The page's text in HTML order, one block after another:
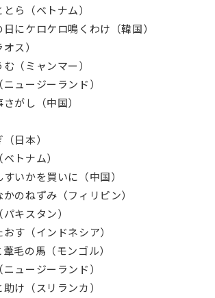
ら（ベトナム）
にケロケロ鳴くわけ（韓国）
ス）
（ミャンマー）
ュージーランド）
がし（中国）
日本）
トナム）
いかを買いに（中国）
のねずみ（フィリピン）
キスタン）
す（インドネシア）
毛の馬（モンゴル）
ュージーランド）
け（スリランカ）